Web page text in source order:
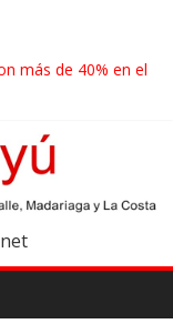
más de 40% en el
que enfrenta
actualizar el
un récord histórico
de toneladas